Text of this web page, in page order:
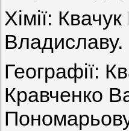
Хімії:
Владиславу.
Географії:
Кравченко